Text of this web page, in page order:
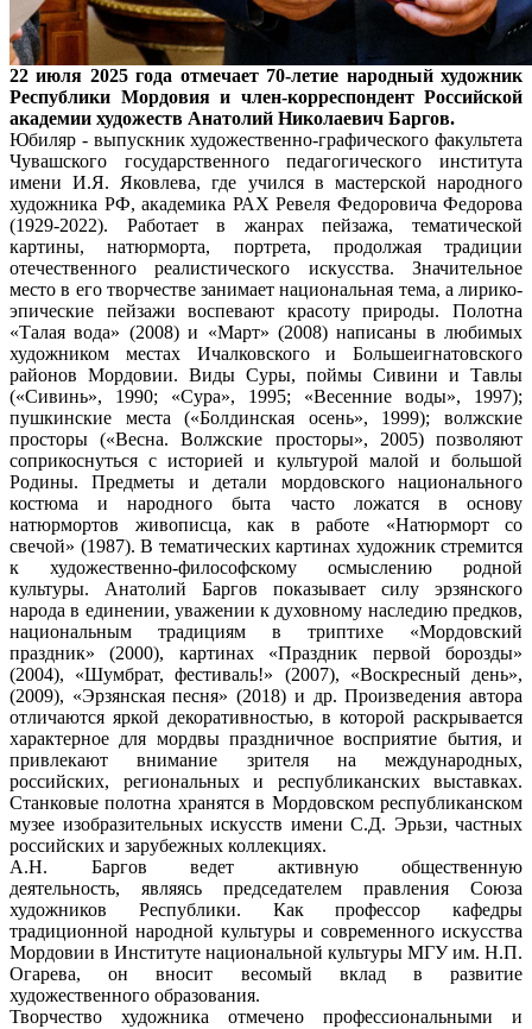
22 июля 2025 года отмечает 70-летие народный художник
Республики Мордовия и член-корреспондент Российской
академии художеств Анатолий Николаевич Баргов.
Юбиляр - выпускник художественно-графического факультета
Чувашского государственного педагогического института
имени И.Я. Яковлева, где учился в мастерской народного
художника РФ, академика РАХ Ревеля Федоровича Федорова
(1929-2022). Работает в жанрах пейзажа, тематической
картины, натюрморта, портрета, продолжая традиции
отечественного реалистического искусства. Значительное
место в его творчестве занимает национальная тема, а лирико-
эпические пейзажи воспевают красоту природы. Полотна
«Талая вода» (2008) и «Март» (2008) написаны в любимых
художником местах Ичалковского и Большеигнатовского
районов Мордовии. Виды Суры, поймы Сивини и Тавлы
(«Сивинь», 1990; «Сура», 1995; «Весенние воды», 1997);
пушкинские места («Болдинская осень», 1999); волжские
просторы («Весна. Волжские просторы», 2005) позволяют
соприкоснуться с историей и культурой малой и большой
Родины. Предметы и детали мордовского национального
костюма и народного быта часто ложатся в основу
натюрмортов живописца, как в работе «Натюрморт со
свечой» (1987). В тематических картинах художник стремится
к художественно-философскому осмыслению родной
культуры. Анатолий Баргов показывает силу эрзянского
народа в единении, уважении к духовному наследию предков,
национальным традициям в триптихе «Мордовский
праздник» (2000), картинах «Праздник первой борозды»
(2004), «Шумбрат, фестиваль!» (2007), «Воскресный день»,
(2009), «Эрзянская песня» (2018) и др. Произведения автора
отличаются яркой декоративностью, в которой раскрывается
характерное для мордвы праздничное восприятие бытия, и
привлекают внимание зрителя на международных,
российских, региональных и республиканских выставках.
Станковые полотна хранятся в Мордовском республиканском
музее изобразительных искусств имени С.Д. Эрьзи, частных
российских и зарубежных коллекциях.
А.Н. Баргов ведет активную общественную
деятельность, являясь председателем правления Союза
художников Республики. Как профессор кафедры
традиционной народной культуры и современного искусства
Мордовии в Институте национальной культуры МГУ им. Н.П.
Огарева, он вносит весомый вклад в развитие
художественного образования.
Творчество художника отмечено профессиональными и